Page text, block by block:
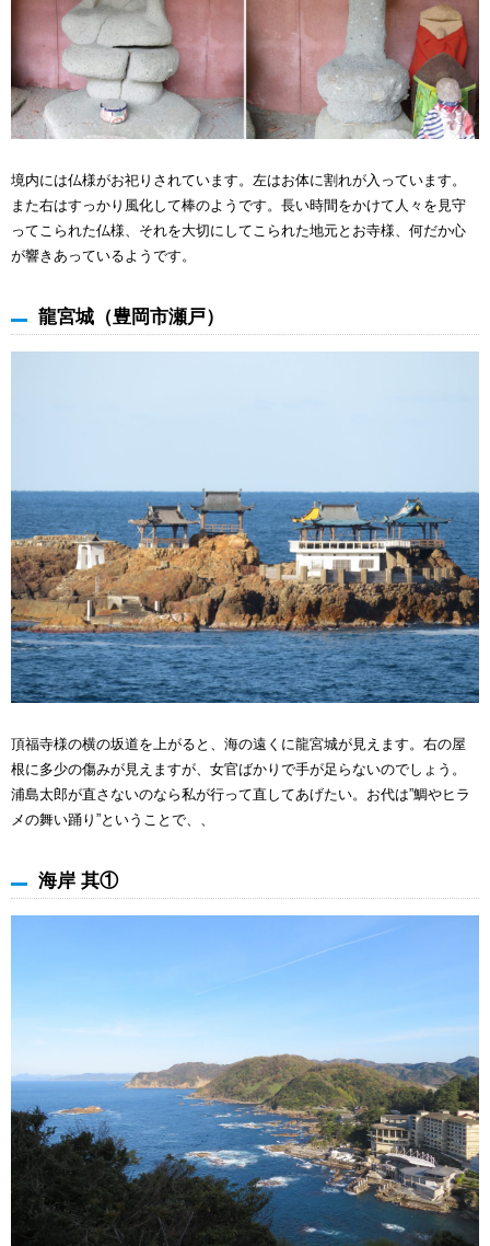
境内には仏様がお祀りされています。左はお体に割れが入っています。
また右はすっかり風化して棒のようです。長い時間をかけて人々を見守
ってこられた仏様、それを大切にしてこられた地元とお寺様、何だか心
が響きあっているようです。
龍宮城（豊岡市瀬戸）
頂福寺様の横の坂道を上がると、海の遠くに龍宮城が見えます。右の屋
根に多少の傷みが見えますが、女官ばかりで手が足らないのでしょう。
浦島太郎が直さないのなら私が行って直してあげたい。お代は”鯛やヒラ
メの舞い踊り”ということで、、
海岸 其①